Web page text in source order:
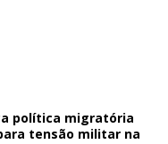
política migratória
tensão militar na